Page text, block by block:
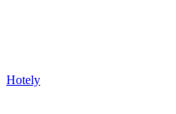
Hotely